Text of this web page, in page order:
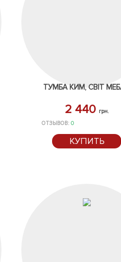
ТУМБА КИМ, СВІТ
2 440 грн.
ОТЗЫВОВ: 0
КУПИТЬ